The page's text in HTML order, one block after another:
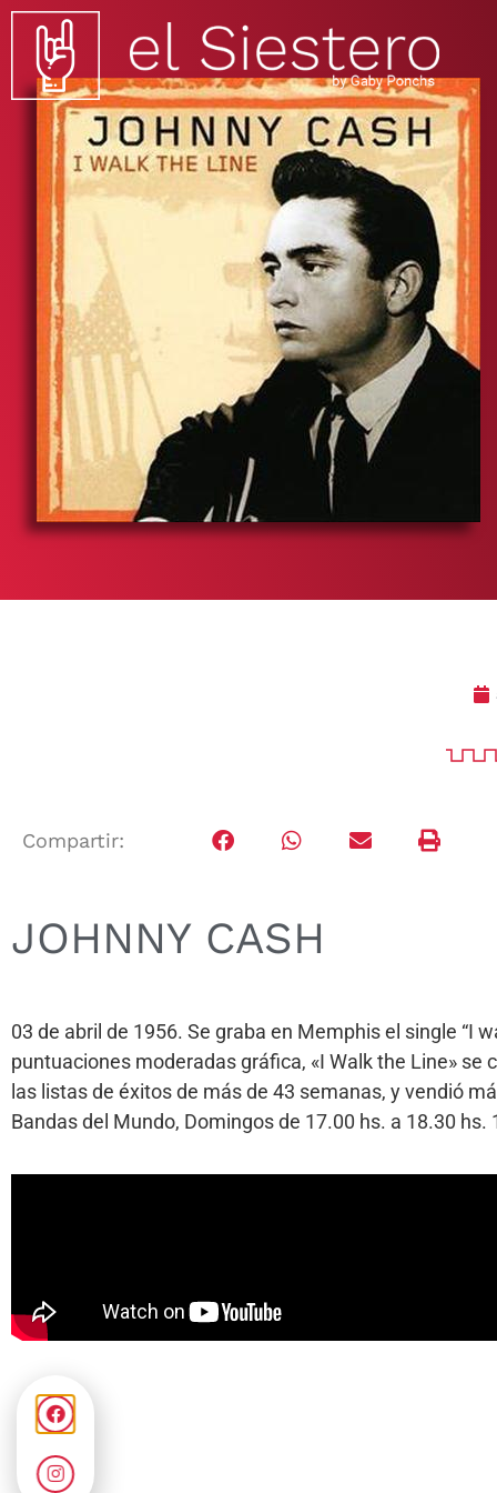
Compartir:
JOHNNY CASH
03 de abril de 1956. Se graba en Memphis el single “I
puntuaciones moderadas gráfica, «I Walk the Line»
las listas de éxitos de más de 43 semanas, y vendió
Bandas del Mundo, Domingos de 17.00 hs. a 18.30